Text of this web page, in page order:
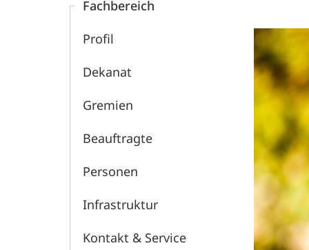
Fachbereich
Profil
Dekanat
Gremien
Beauftragte
Personen
Infrastruktur
Kontakt &­ Service